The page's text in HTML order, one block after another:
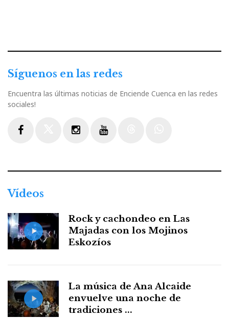
Síguenos en las redes
Encuentra las últimas noticias de Enciende Cuenca en las redes
sociales!
Vídeos
Rock y cachondeo en Las
Majadas con los Mojinos
Eskozíos
La música de Ana Alcaide
envuelve una noche de
tradiciones ...